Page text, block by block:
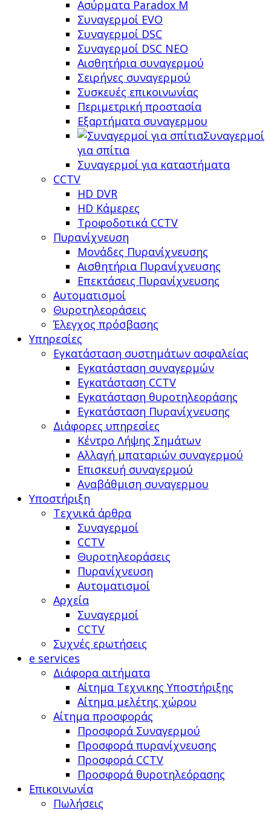
Ασύρματα Paradox M
Συναγερμοί EVO
Συναγερμοί DSC
Συναγερμοί DSC NEO
Αισθητήρια συναγερμού
Σειρήνες συναγερμού
Συσκευές επικοινωνίας
Περιμετρική προστασία
Εξαρτήματα συναγερμου
Συναγερμοί
για σπίτια
Συναγερμοί για καταστήματα
CCTV
HD DVR
HD Κάμερες
Τροφοδοτικά CCTV
Πυρανίχνευση
Μονάδες Πυρανίχνευσης
Αισθητήρια Πυρανίχνευσης
Επεκτάσεις Πυρανίχνευσης
Αυτοματισμοί
Θυροτηλεοράσεις
Έλεγχος πρόσβασης
Υπηρεσίες
Εγκατάσταση συστημάτων ασφαλείας
Εγκατάσταση συναγερμών
Εγκατάσταση CCTV
Εγκατάσταση θυροτηλεοράσης
Εγκατάσταση Πυρανίχνευσης
Διάφορες υπηρεσίες
Κέντρο Λήψης Σημάτων
Αλλαγή μπαταριών συναγερμού
Επισκευή συναγερμού
Αναβάθμιση συναγερμου
Υποστήριξη
Τεχνικά άρθρα
Συναγερμοί
CCTV
Θυροτηλεοράσεις
Πυρανίχνευση
Αυτοματισμοί
Αρχεία
Συναγερμοί
CCTV
Συχνές ερωτήσεις
e services
Διάφορα αιτήματα
Αίτημα Τεχνικης Υποστήριξης
Αίτημα μελέτης χώρου
Αίτημα προσφοράς
Προσφορά Συναγερμού
Προσφορά πυρανίχνευσης
Προσφορά CCTV
Προσφορά θυροτηλεόρασης
Επικοινωνία
Πωλήσεις